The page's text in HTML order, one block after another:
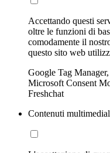
Accettando questi
oltre le funzioni di
comodamente il
questo sito web
Google Tag
Microsoft Consent
Freshchat
Contenuti